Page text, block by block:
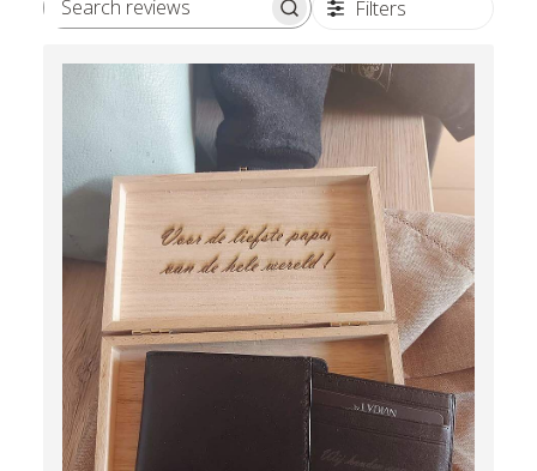
Search reviews Filters